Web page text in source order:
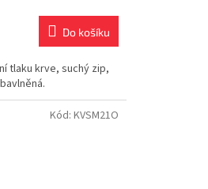
Do košíku
tlaku krve, suchý zip,
Kód: KVSM21O